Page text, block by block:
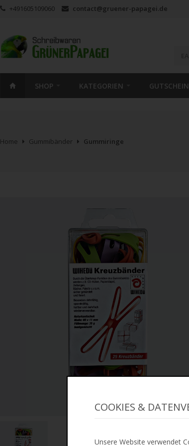
+491605109060 contact@gruener-papagei.de
SHOP KATEGORIEN
COOKIES &
Unsere Website verwendet
Home Gummibänder Gummiringe